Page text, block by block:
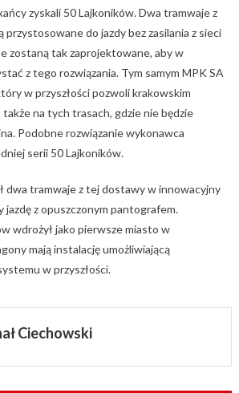
zyskali 50 Lajkoników. Dwa tramwaje z
przystosowane do jazdy bez zasilania z sieci
zostaną tak zaprojektowane, aby w
z tego rozwiązania. Tym samym MPK SA
w przyszłości pozwoli krakowskim
na tych trasach, gdzie nie będzie
Podobne rozwiązanie wykonawca
serii 50 Lajkoników.
dwa tramwaje z tej dostawy w innowacyjny
jazdę z opuszczonym pantografem.
wdrożył jako pierwsze miasto w
mają instalację umożliwiającą
w przyszłości.
Ciechowski